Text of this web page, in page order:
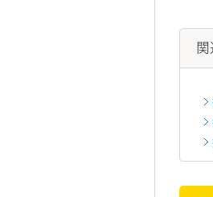
関